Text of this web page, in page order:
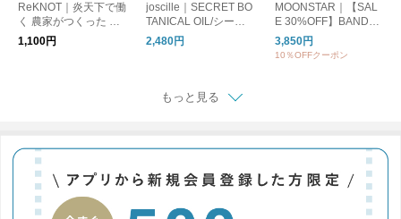
ReKNOT｜炎天下で働
く 農家がつくった 手
ぬぐい ハンカチ MFS
2610 リノット ギフト
1,100円
joscille｜SECRET BO
TANICAL OIL/シーク
レットボタニカルオイ
ル
2,480円
MOONSTAR｜【SAL
E 30%OFF】BANDBA
LLET バンドバレー バ
レーシューズ フラッ
3,850円
10％OFFクーポン
もっと見る